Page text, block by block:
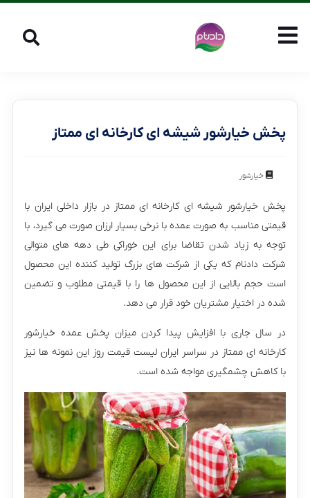
پخش خیارشور شیشه ای کارخانه ای ممتاز
خیارشور
پخش خیارشور شیشه ای کارخانه ای ممتاز در بازار داخلی ایران با
قیمتی مناسب به صورت عمده با نرخی بسیار ارزان صورت می گیرد، با
توجه به زیاد شدن تقاضا برای این خوراکی طی دهه های متوالی
شرکت دادنام که یکی از شرکت های بزرگ تولید کننده این محصول
است حجم بالایی از این محصول ها را با قیمتی مطلوب و تضمین
شده در اختیار مشتریان خود قرار می دهد.
در سال جاری با افزایش پیدا کردن میزان پخش عمده خیارشور
کارخانه ای ممتاز در سراسر ایران لیست قیمت روز این نمونه ها نیز
با کاهش چشمگیری مواجه شده است.